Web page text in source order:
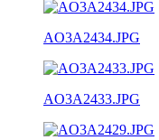
AO3A2434.JPG
AO3A2433.JPG